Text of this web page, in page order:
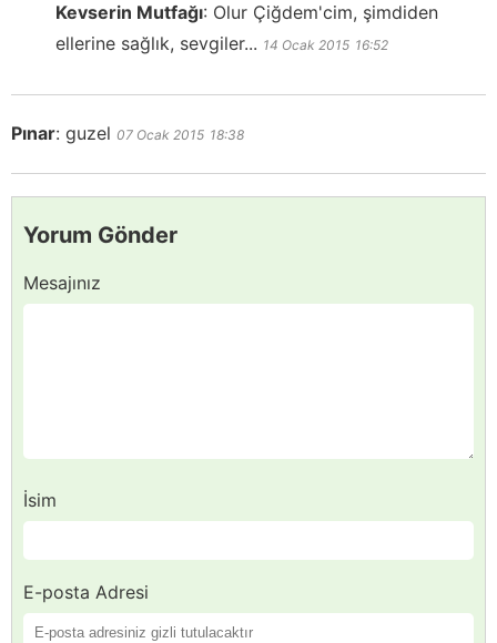
Kevserin Mutfağı: Olur Çiğdem'cim, şimdiden
ellerine sağlık, sevgiler... 14 Ocak 2015 16:52
Pınar: guzel 07 Ocak 2015 18:38
Yorum Gönder
Mesajınız
İsim
E-posta Adresi